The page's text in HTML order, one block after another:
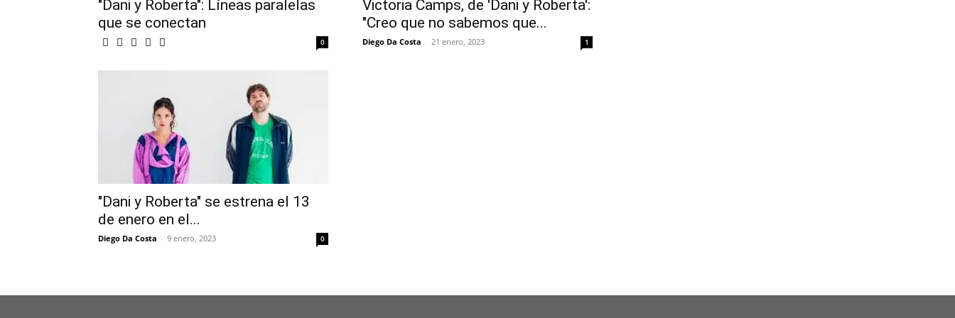
"Dani y Roberta": Líneas paralelas
que se conectan
0
Victoria Camps, de 'Dani y Roberta':
"Creo que no sabemos que...
Diego Da Costa - 21 enero, 2023 1
"Dani y Roberta" se estrena el 13
de enero en el...
Diego Da Costa - 9 enero, 2023 0